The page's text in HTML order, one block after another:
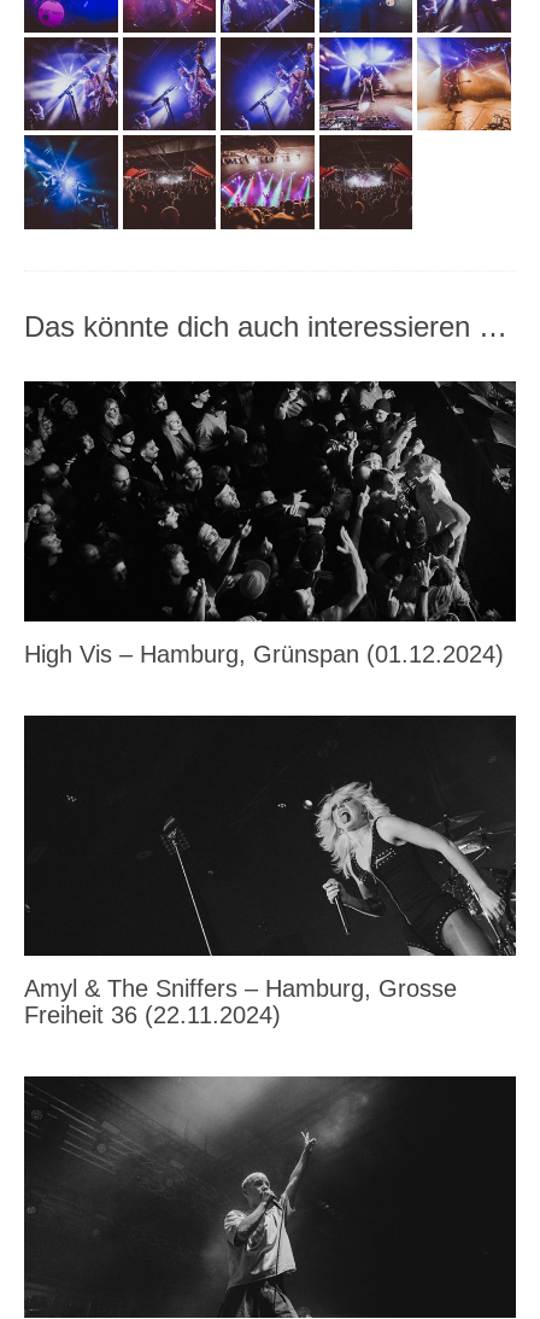
Das könnte dich auch interessieren …
High Vis – Hamburg, Grünspan (01.12.2024)
Amyl & The Sniffers – Hamburg, Grosse
Freiheit 36 (22.11.2024)